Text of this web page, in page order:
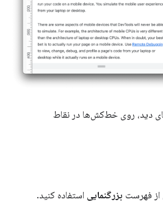
دید، روی خط‌کش‌ها در نقاط
از فهرست بزرگنمایی استفاده کنید.